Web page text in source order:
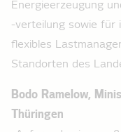
Energieerzeugung
-verteilung sowie für
flexibles
Standorten des
Bodo Ramelow,
Thüringen